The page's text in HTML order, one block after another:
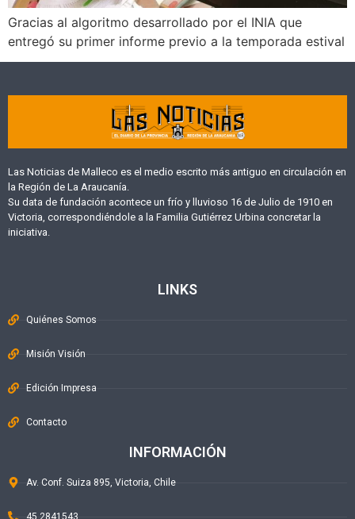
Gracias al algoritmo desarrollado por el INIA que
entregó su primer informe previo a la temporada estival
Las Noticias de Malleco es el medio escrito más antiguo en circulación en
la Región de La Araucanía.
Su data de fundación acontece un frío y lluvioso 16 de Julio de 1910 en
Victoria, correspondiéndole a la Familia Gutiérrez Urbina concretar la
iniciativa.
LINKS
Quiénes Somos
Misión Visión
Edición Impresa
Contacto
INFORMACIÓN
Av. Conf. Suiza 895, Victoria, Chile
45 2841543